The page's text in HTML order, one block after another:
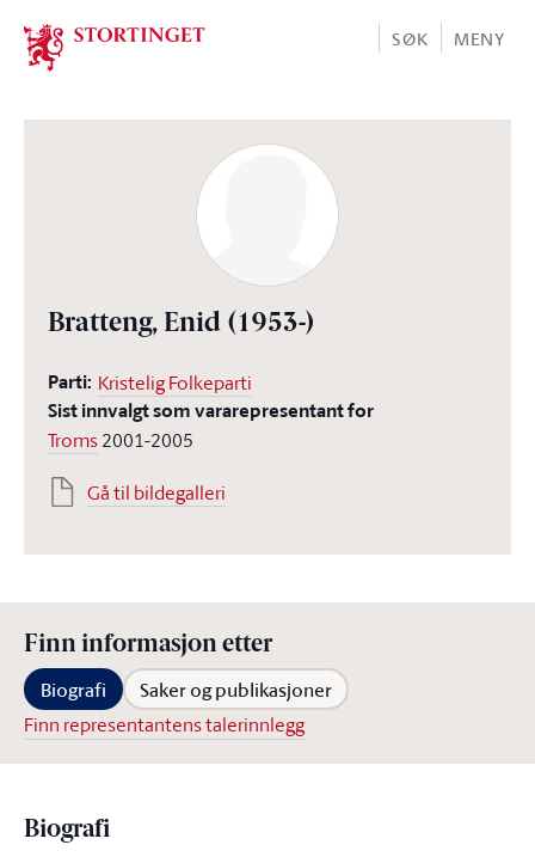
Stortinget.no
SØK MENY
Bratteng, Enid (1953-)
Parti: Kristelig Folkeparti
Sist innvalgt som vararepresentant for
Troms2001-2005
Gå til bildegalleri
Finn informasjon etter
Biografi Saker og publikasjoner
Finn representantens talerinnlegg
Biografi